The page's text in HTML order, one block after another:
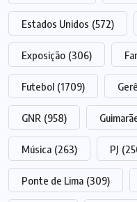
Estados Unidos (572)
Exposição (306)
Futebol (1709)
GNR (958)
Música (263) PJ
Ponte de Lima (309)